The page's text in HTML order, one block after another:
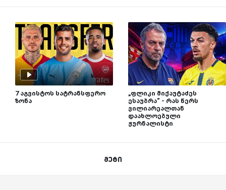
7 აგვისტოს სატრანსფერო
ზონა
„ფლიკი მიქაუტაძეს
ესაუბრა“ - რას წერს
ვილიარეალთან
დაახლოებული
ჟურნალისტი
მეტი